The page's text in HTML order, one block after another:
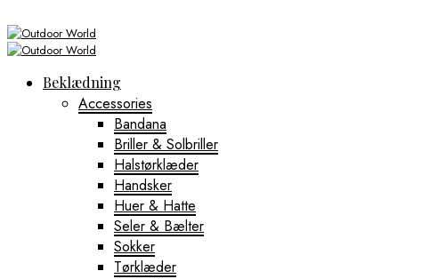
Beklædning
Accessories
Bandana
Briller & Solbriller
Halstørklæder
Handsker
Huer & Hatte
Seler & Bælter
Sokker
Tørklæder